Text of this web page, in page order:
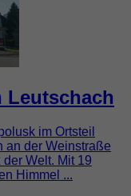
Leutschach
im Ortsteil
an der Weinstraße
Welt. Mit 19
Himmel ...